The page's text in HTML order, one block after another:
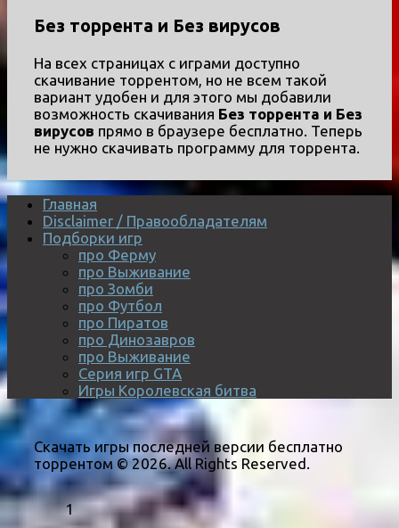
Без торрента и Без вирусов
На всех страницах с играми доступно
скачивание торрентом, но не всем такой
вариант удобен и для этого мы добавили
возможность скачивания Без торрента и Без
вирусов прямо в браузере бесплатно. Теперь
не нужно скачивать программу для торрента.
Главная
Disclaimer / Правообладателям
Подборки игр
про Ферму
про Выживание
про Зомби
про Футбол
про Пиратов
про Динозавров
про Выживание
Серия игр GTA
Игры Королевская битва
Скачать игры последней версии бесплатно
торрентом © 2026. All Rights Reserved.
1